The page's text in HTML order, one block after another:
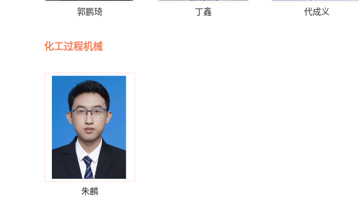
郭鹏琦 丁鑫 代成义
化工过程机械
朱麟